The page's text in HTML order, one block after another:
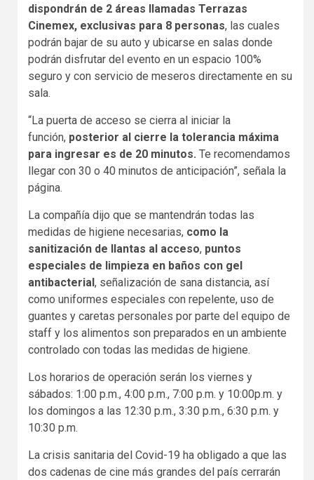
dispondrán de 2 áreas llamadas Terrazas
Cinemex, exclusivas para 8 personas, las cuales
podrán bajar de su auto y ubicarse en salas donde
podrán disfrutar del evento en un espacio 100%
seguro y con servicio de meseros directamente en su
sala.
“La puerta de acceso se cierra al iniciar la
función, posterior al cierre la tolerancia máxima
para ingresar es de 20 minutos. Te recomendamos
llegar con 30 o 40 minutos de anticipación”, señala la
página.
La compañía dijo que se mantendrán todas las
medidas de higiene necesarias, como la
sanitización de llantas al acceso, puntos
especiales de limpieza en baños con gel
antibacterial , señalización de sana distancia, así
como uniformes especiales con repelente, uso de
guantes y caretas personales por parte del equipo de
staff y los alimentos son preparados en un ambiente
controlado con todas las medidas de higiene.
Los horarios de operación serán los viernes y
sábados: 1:00 p.m., 4:00 p.m., 7:00 p.m. y 10:00p.m. y
los domingos a las 12:30 p.m., 3:30 p.m., 6:30 p.m. y
10:30 p.m.
La crisis sanitaria del Covid-19 ha obligado a que las
dos cadenas de cine más grandes del país cerrarán